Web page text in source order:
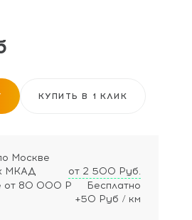
КУПИТЬ В 1 КЛИК
Москве
МКАД
от 2 500 Руб.
от 80 000 Р
Бесплатно
+50 Руб / км